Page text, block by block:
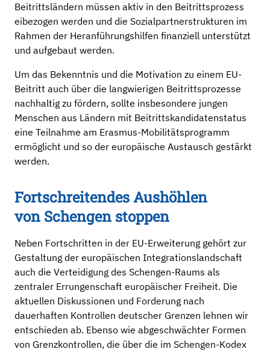
Beitrittsländern müssen aktiv in den Beitrittsprozess
eibezogen werden und die Sozialpartnerstrukturen im
Rahmen der Heranführungshilfen finanziell unterstützt
und aufgebaut werden.
Um das Bekenntnis und die Motivation zu einem EU-
Beitritt auch über die langwierigen Beitrittsprozesse
nachhaltig zu fördern, sollte insbesondere jungen
Menschen aus Ländern mit Beitrittskandidatenstatus
eine Teilnahme am Erasmus-Mobilitätsprogramm
ermöglicht und so der europäische Austausch gestärkt
werden.
Fortschreitendes Aushöhlen
von Schengen stoppen
Neben Fortschritten in der EU-Erweiterung gehört zur
Gestaltung der europäischen Integrationslandschaft
auch die Verteidigung des Schengen-Raums als
zentraler Errungenschaft europäischer Freiheit. Die
aktuellen Diskussionen und Forderung nach
dauerhaften Kontrollen deutscher Grenzen lehnen wir
entschieden ab. Ebenso wie abgeschwächter Formen
von Grenzkontrollen, die über die im Schengen-Kodex